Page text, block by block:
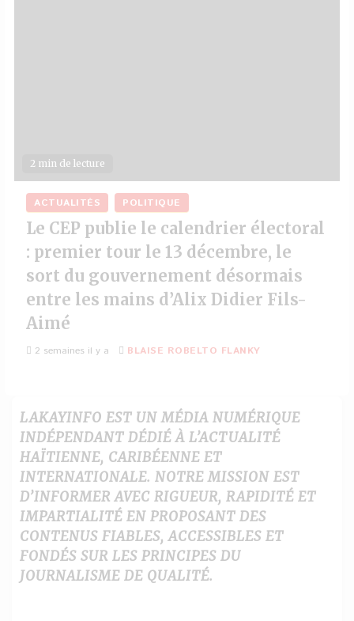
2 min de lecture
ACTUALITÉS POLITIQUE
Le CEP publie le calendrier électoral
: premier tour le 13 décembre, le
sort du gouvernement désormais
entre les mains d’Alix Didier Fils-
Aimé
2 semaines il y a BLAISE ROBELTO FLANKY
LAKAYINFO EST UN MÉDIA NUMÉRIQUE
INDÉPENDANT DÉDIÉ À L’ACTUALITÉ
HAÏTIENNE, CARIBÉENNE ET
INTERNATIONALE. NOTRE MISSION EST
D’INFORMER AVEC RIGUEUR, RAPIDITÉ ET
IMPARTIALITÉ EN PROPOSANT DES
CONTENUS FIABLES, ACCESSIBLES ET
FONDÉS SUR LES PRINCIPES DU
JOURNALISME DE QUALITÉ.